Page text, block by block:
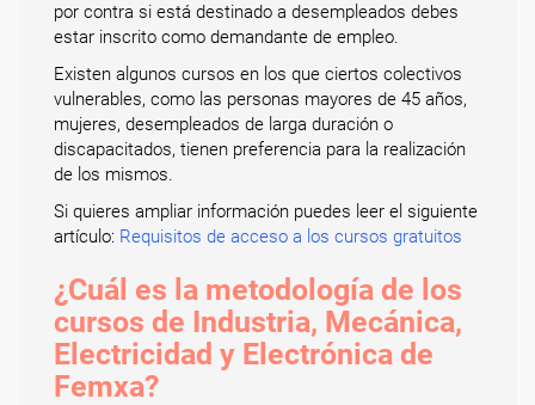
por contra si está destinado a desempleados debes
estar inscrito como demandante de empleo.
Existen algunos cursos en los que ciertos colectivos
vulnerables, como las personas mayores de 45 años,
mujeres, desempleados de larga duración o
discapacitados, tienen preferencia para la realización
de los mismos.
Si quieres ampliar información puedes leer el siguiente
artículo: Requisitos de acceso a los cursos gratuitos
¿Cuál es la metodología de los
cursos de Industria, Mecánica,
Electricidad y Electrónica de
Femxa?